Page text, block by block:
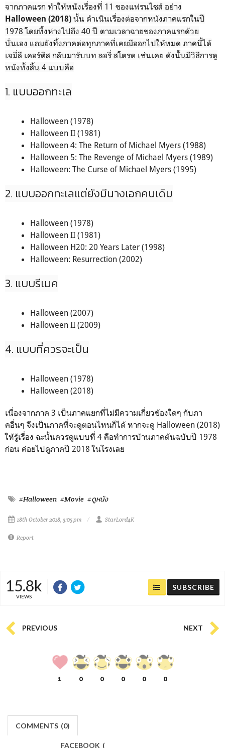
จากภาคแรก ทำให้หนังเรื่องที่ 11 ของแฟรนไชส์ อย่าง
Halloween (2018) นั้น ดำเนินเรื่องต่อจากหนังภาคแรกในปี
1978 โดยทิ้งห่างไปถึง 40 ปี ตามเวลาฉายของภาคแรกด้วย
นั่นเอง แถมยังทิ้งภาคต่อทุกภาคที่เคยมีออกไปให้หมด ภาคนี้ได้
เจมี่ลี เคอร์ติส กลับมารับบท ลอรี่ สโตรด เช่นเคย ดังนั้นมีวิธีการดู
หนังทั้งสิ้น 4 แบบคือ
1. แบบออกทะเล
Halloween (1978)
Halloween II (1981)
Halloween 4: The Return of Michael Myers (1988)
Halloween 5: The Revenge of Michael Myers (1989)
Halloween: The Curse of Michael Myers (1995)
2. แบบออกทะเลแต่ยังมีนางเอกคนเดิม
Halloween (1978)
Halloween II (1981)
Halloween H20: 20 Years Later (1998)
Halloween: Resurrection (2002)
3. แบบรีเมค
Halloween (2007)
Halloween II (2009)
4. แบบที่ควรจะเป็น
Halloween (1978)
Halloween (2018)
เนื่องจากภาค 3 เป็นภาคแยกที่ไม่มีความเกี่ยวข้องใดๆ กับภา
คอื่นๆ จึงเป็นภาคที่จะดูตอนไหนก็ได้ หากจะดู Halloween (2018)
ให้รู้เรื่อง ฉะนั้นควรดูแบบที่ 4 คือทำการบ้านภาคต้นฉบับปี 1978
ก่อน ค่อยไปดูภาคปี 2018 ในโรงเลย
#Halloween #Movie #ดูหนัง
18th October 2018, 3:05 pm StarLord4K
Report
15.8k
VIEWS
SUBSCRIBE
PREVIOUS NEXT
1 0 0 0 0 0
COMMENTS (0)
FACEBOOK (